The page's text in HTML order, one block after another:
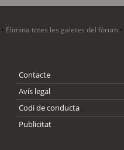
• Elimina totes les galetes del fòrum
Contacte
Avís legal
Codi de conducta
Publicitat